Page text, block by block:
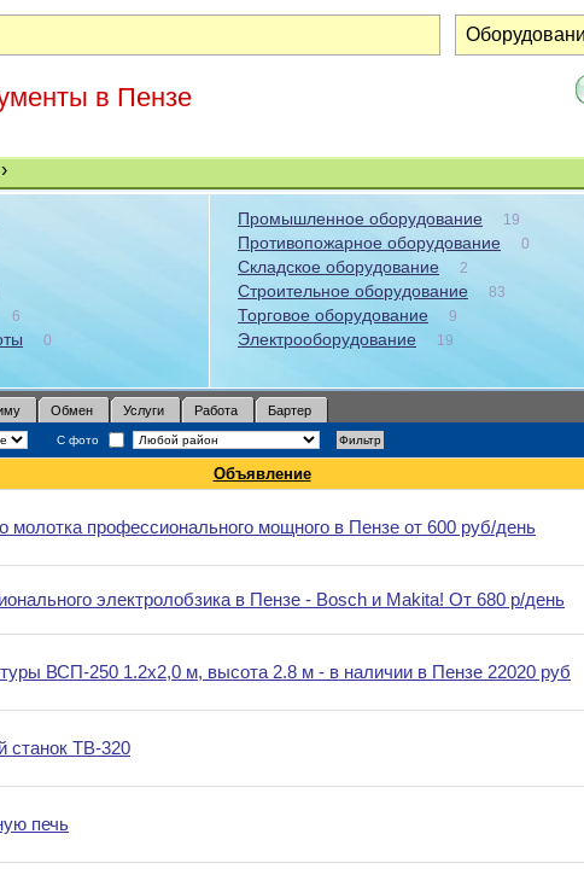
в Пензе
›
6
0
Промышленное оборудование 19
Противопожарное оборудование 0
Складское оборудование 2
Строительное оборудование 83
Торговое оборудование 9
Электрооборудование 19
Обмен Услуги Работа Бартер
С фото
Объявление
молотка профессионального мощного в Пензе от 600 руб/день
электролобзика в Пензе - Bosch и Makita! От 680 р/день
ВСП-250 1.2х2,0 м, высота 2.8 м - в наличии в Пензе 22020 руб
станок ТВ-320
печь